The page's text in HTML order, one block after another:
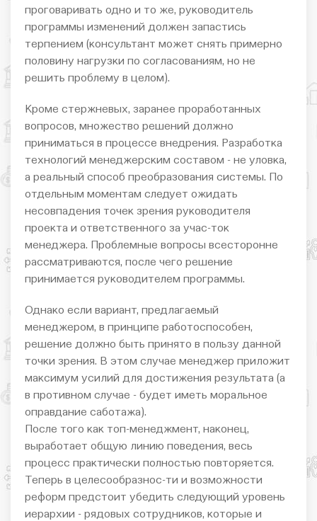
проговаривать одно и то же, руководитель
программы изменений должен запастись
терпением (консультант может снять примерно
половину нагрузки по согласованиям, но не
решить проблему в целом).
Кроме стержневых, заранее проработанных
вопросов, множество решений должно
приниматься в процессе внедрения. Разработка
технологий менеджерским составом - не уловка,
а реальный способ преобразования системы. По
отдельным моментам следует ожидать
несовпадения точек зрения руководителя
проекта и ответственного за учас-ток
менеджера. Проблемные вопросы всесторонне
рассматриваются, после чего решение
принимается руководителем программы.
Однако если вариант, предлагаемый
менеджером, в принципе работоспособен,
решение должно быть принято в пользу данной
точки зрения. В этом случае менеджер приложит
максимум усилий для достижения результата (а
в противном случае - будет иметь моральное
оправдание саботажа).
После того как топ-менеджмент, наконец,
выработает общую линию поведения, весь
процесс практически полностью повторяется.
Теперь в целесообразнос-ти и возможности
реформ предстоит убедить следующий уровень
иерархии - рядовых сотрудников, которые и